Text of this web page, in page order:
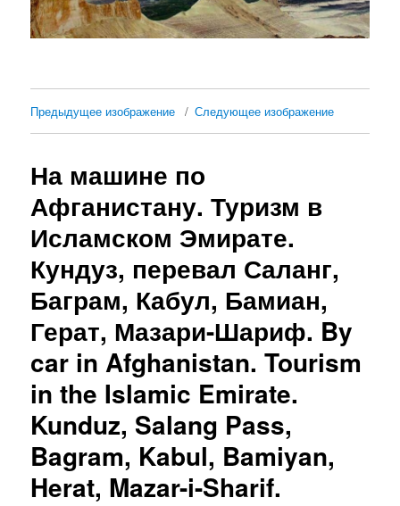
Предыдущее изображение Следующее изображение
На машине по
Афганистану. Туризм в
Исламском Эмирате.
Кундуз, перевал Саланг,
Баграм, Кабул, Бамиан,
Герат, Мазари-Шариф. By
car in Afghanistan. Tourism
in the Islamic Emirate.
Kunduz, Salang Pass,
Bagram, Kabul, Bamiyan,
Herat, Mazar-i-Sharif.